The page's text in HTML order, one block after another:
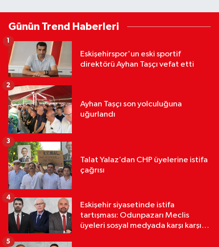
Günün Trend Haberleri
Eskişehirspor'un eski sportif
direktörü Ayhan Taşçı vefat etti
1
Ayhan Taşçı son yolculuğuna
uğurlandı
2
Talat Yalaz’dan CHP üyelerine istifa
çağrısı
3
Eskişehir siyasetinde istifa
tartışması: Odunpazarı Meclis
üyeleri sosyal medyada karşı karşıya
4
5